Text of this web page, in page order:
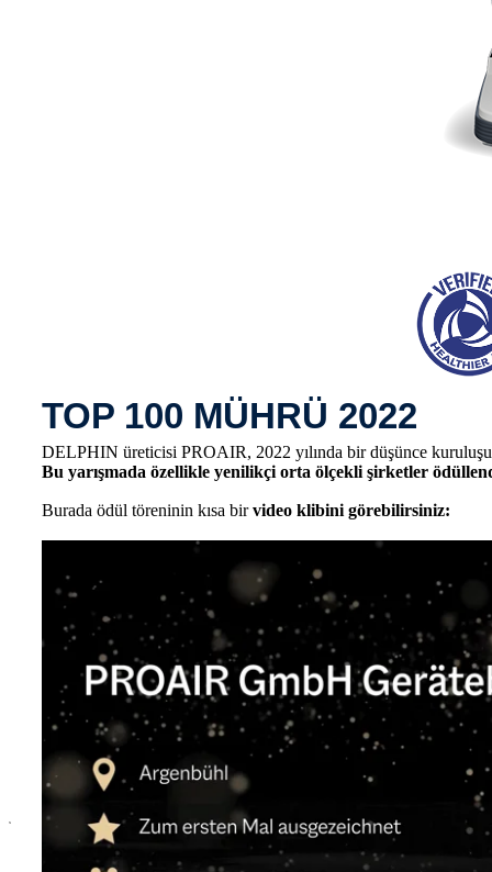
TOP 100 MÜHRÜ 2022
DELPHIN üreticisi PROAIR, 2022 yılında bir düşünce
Bu yarışmada özellikle yenilikçi orta ölçekli şirketler
Burada ödül töreninin kısa birvideo klibini görebilirsiniz:
x